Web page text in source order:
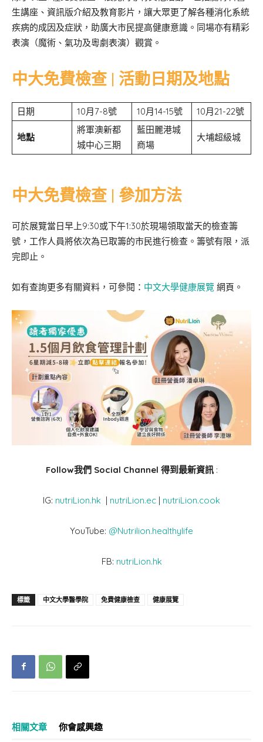
生講座、資訊版介紹及教育影片，讓大眾更了解各種消化系統
疾病的成因及症狀，助廣大市民提高健康意識。同場亦有精彩
表演（魔術、氣功及粵劇表演）觀賞。
中大免費檢查 | 活動日期及地點
日期 10月7-8號 10月14-15號 10月21-22號
地點
將軍澳新都
城中心三期
藍田麗港城
商場
大埔超級城
中大免費檢查 | 參加方法
可於展覽當日早上9:30或下午1:30於現場領取當天的檢查籌
號，工作人員將依次為已取籌的市民進行檢查。籌號有限，派
完即止。
如有查詢更多有關資料，可參閱： 中文大學健康展覽 網頁。
Follow我們 Social Channel 得到最新資訊:
IG: nutriLion.hk | nutriLion.ec | nutriLion.cook
YouTube: @Nutrilion.healthylife
FB: nutriLion.hk
標籤 中文大學醫學院 免費健康檢查 健康展覽
相關文章 你會感興趣